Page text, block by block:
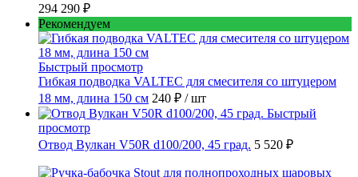
294 290 ₽
Рекомендуем
Быстрый просмотр
Гибкая подводка VALTEC для смесителя со штуцером
18 мм, длина 150 см 240 ₽ / шт
Быстрый
просмотр
Отвод Вулкан V50R d100/200, 45 град. 5 520 ₽